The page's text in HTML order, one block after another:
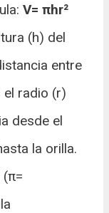
V= πhr²
(h) del
entre
el radio (r)
desde el
la orilla.